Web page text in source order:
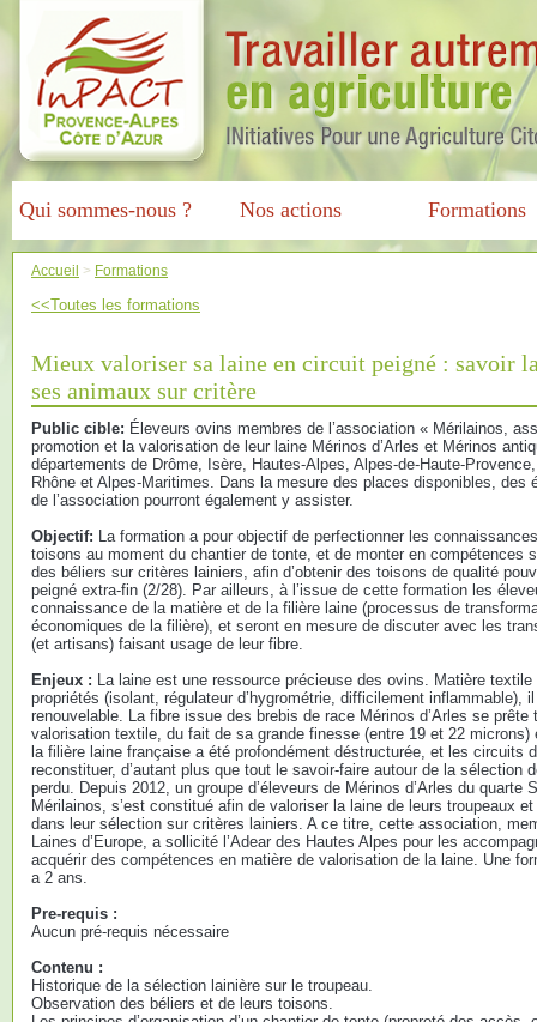
Qui sommes-nous ? Nos actions Formations
Accueil > Formations
<<Toutes les formations
Mieux valoriser sa laine en circuit peigné : savoir
ses animaux sur critère
Public cible: Éleveurs ovins membres de l’association « Mérilainos,
promotion et la valorisation de leur laine Mérinos d’Arles et Mérinos
départements de Drôme, Isère, Hautes-Alpes, Alpes-de-Haute-
Rhône et Alpes-Maritimes. Dans la mesure des places disponibles, des
de l’association pourront également y assister.
Objectif: La formation a pour objectif de perfectionner les
toisons au moment du chantier de tonte, et de monter en compétences
des béliers sur critères lainiers, afin d’obtenir des toisons de qualité
peigné extra-fin (2/28). Par ailleurs, à l’issue de cette formation les
connaissance de la matière et de la filière laine (processus de
économiques de la filière), et seront en mesure de discuter avec les
(et artisans) faisant usage de leur fibre.
Enjeux : La laine est une ressource précieuse des ovins. Matière
propriétés (isolant, régulateur d’hygrométrie, difficilement inflammable),
renouvelable. La fibre issue des brebis de race Mérinos d’Arles se prête
valorisation textile, du fait de sa grande finesse (entre 19 et 22 microns)
la filière laine française a été profondément déstructurée, et les circuits
reconstituer, d’autant plus que tout le savoir-faire autour de la sélection
perdu. Depuis 2012, un groupe d’éleveurs de Mérinos d’Arles du quarte
Mérilainos, s’est constitué afin de valoriser la laine de leurs troupeaux
dans leur sélection sur critères lainiers. A ce titre, cette association,
Laines d’Europe, a sollicité l’Adear des Hautes Alpes pour les
acquérir des compétences en matière de valorisation de la laine. Une
a 2 ans.
Pre-requis :
Aucun pré-requis nécessaire
Contenu :
Historique de la sélection lainière sur le troupeau.
Observation des béliers et de leurs toisons.